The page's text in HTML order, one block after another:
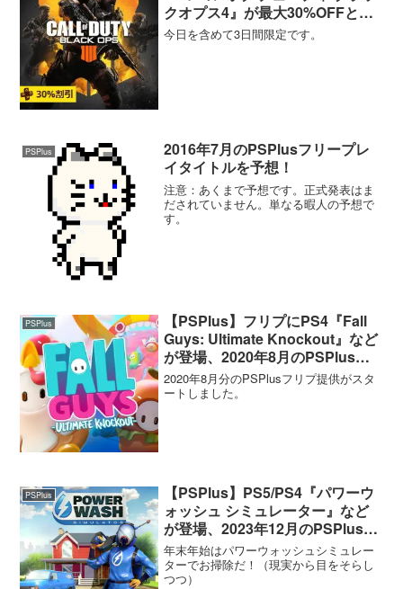
クオプス4』が最大30%OFFとな
るセールが11月11日まで開催
今日を含めて3日間限定です。
PSPlus
2016年7月のPSPlusフリープレ
イタイトルを予想！
注意：あくまで予想です。正式発表はま
だされていません。単なる暇人の予想で
す。
PSPlus
【PSPlus】フリプにPS4『Fall
Guys: Ultimate Knockout』など
が登場、2020年8月のPSPlusフ
リープレイタイトルが提供開始！
2020年8月分のPSPlusフリプ提供がスタ
ートしました。
PSPlus
【PSPlus】PS5/PS4『パワーウ
ォッシュ シミュレーター』など
が登場、2023年12月のPSPlusフ
リープレイタイトルが提供開始
年末年始はパワーウォッシュシミュレー
ターでお掃除だ！（現実から目をそらし
つつ）